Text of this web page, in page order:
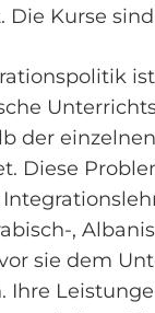
Kurse
der
Diese
,
sie dem
Ihre